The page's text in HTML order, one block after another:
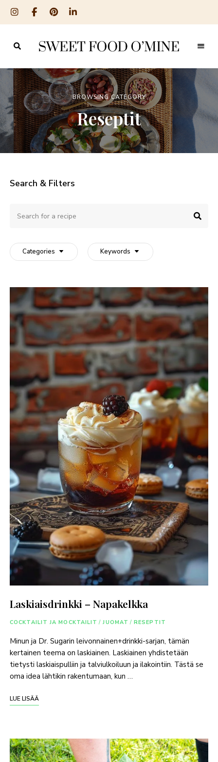
Sweet
Food
O
´Mine
ruoanlaitosta
leivontaan
BROWSING CATEGORY
Reseptit
Search & Filters
Categories Keywords
Laskiaisdrinkki – Napakelkka
COCKTAILIT JA MOCKTAILIT / JUOMAT / RESEPTIT
Minun ja Dr. Sugarin leivonnainen+drinkki-sarjan, tämän
kertainen teema on laskiainen. Laskiainen yhdistetään
tietysti laskiaispulliin ja talviulkoiluun ja ilakointiin. Tästä se
oma idea lähtikin rakentumaan, kun …
LUE LISÄÄ